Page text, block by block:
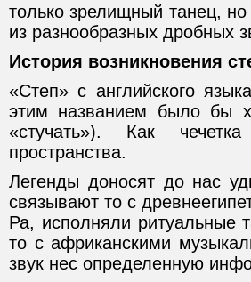
только зрелищный танец,
из разнообразных дробных
История возникновения
«Степ» с английского
этим названием было бы
«стучать»). Как
пространства.
Легенды доносят до нас
связывают то с
Ра, исполняли ритуальные
то с африканскими
звук нес определенную